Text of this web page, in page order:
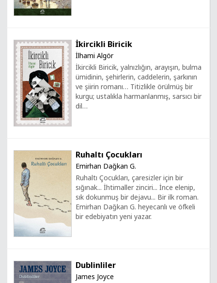
İkircikli Biricik
İlhami Algör
İkircikli Biricik, yalnızlığın, arayışın, bulma
ümidinin, şehirlerin, caddelerin, şarkının
ve şiirin romanı… Titizlikle örülmüş bir
kurgu; ustalıkla harmanlanmış, sarsıcı bir
dil…
Ruhaltı Çocukları
Emirhan Dağkan G.
Ruhaltı Çocukları, çaresizler için bir
sığınak... İhtimaller zinciri... İnce elenip,
sık dokunmuş bir dejavu... Bir ilk roman.
Emirhan Dağkan G. heyecanlı ve öfkeli
bir edebiyatın yeni yazar.
Dublinliler
James Joyce